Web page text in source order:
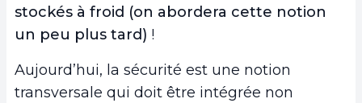
stockés à froid (on abordera cette notion
un peu plus tard) !
Aujourd’hui, la sécurité est une notion
transversale qui doit être intégrée non